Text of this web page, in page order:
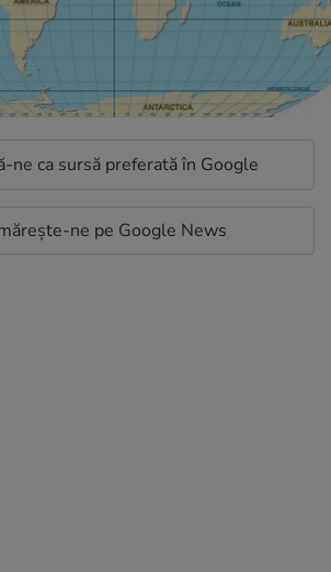
ne ca sursă preferată în Google
ne pe Google News